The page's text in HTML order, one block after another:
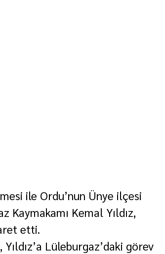
ile Ordu’nun Ünye ilçesi
Kaymakamı Kemal Yıldız,
etti.
Lüleburgaz’daki görev